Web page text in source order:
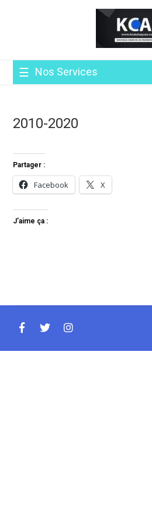
Nos Services
2010-2020
Partager :
Facebook X
J’aime ça :